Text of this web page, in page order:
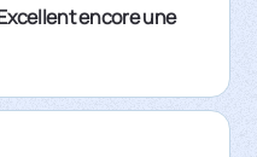
encore une